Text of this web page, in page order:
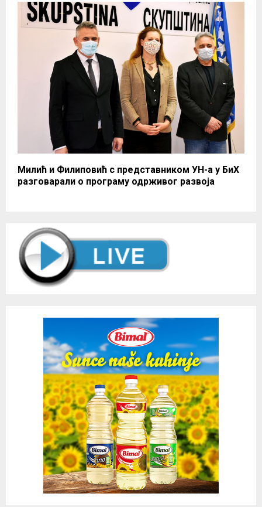
Милић и Филиповић с представником УН-а у БиХ
разговарали о програму одрживог развоја